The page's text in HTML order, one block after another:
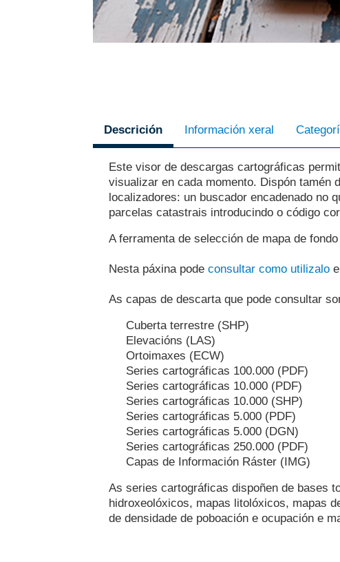
Descrición
Este visor de descargas cartográficas
visualizar en cada momento. Dispón tamén
localizadores: un buscador encadenado no
parcelas catastrais introducindo o código
A ferramenta de selección de mapa de
Nesta páxina podeconsultar como utilizalo
As capas de descarta que pode consultar
Cuberta terrestre (SHP)
Elevacións (LAS)
Ortoimaxes (ECW)
Series cartográficas 100.000 (PDF)
Series cartográficas 10.000 (PDF)
Series cartográficas 10.000 (SHP)
Series cartográficas 5.000 (PDF)
Series cartográficas 5.000 (DGN)
Series cartográficas 250.000 (PDF)
Capas de Información Ráster (IMG)
As series cartográficas dispoñen de bases
hidroxeolóxicos, mapas litolóxicos, mapas
de densidade de poboación e ocupación e